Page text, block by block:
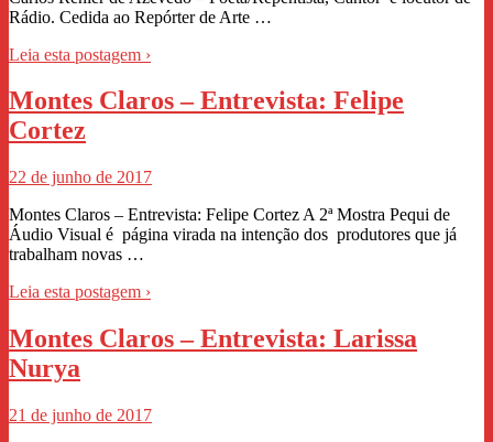
Rádio. Cedida ao Repórter de Arte …
Leia esta postagem ›
Montes Claros – Entrevista: Felipe
Cortez
22 de junho de 2017
Montes Claros – Entrevista: Felipe Cortez A 2ª Mostra Pequi de
Áudio Visual é página virada na intenção dos produtores que já
trabalham novas …
Leia esta postagem ›
Montes Claros – Entrevista: Larissa
Nurya
21 de junho de 2017